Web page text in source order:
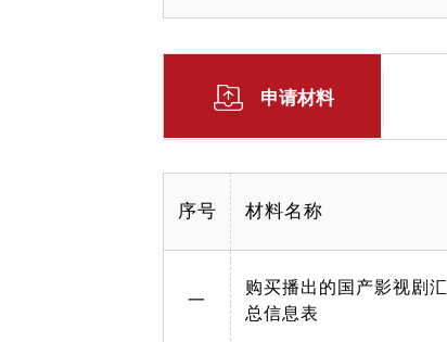
申请材料
序号 材料名称
一
购买播出的国产影视剧汇
总信息表